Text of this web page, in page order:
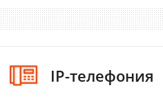
IP-телефония